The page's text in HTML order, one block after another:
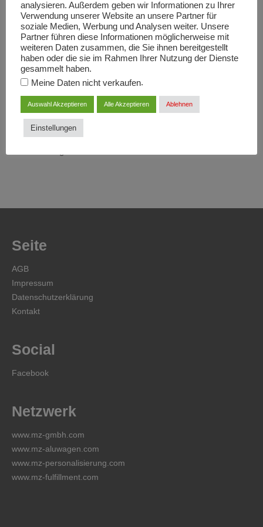
Unser Fachpersonal im Bereich Lohnmontage ist auf die
Organisation und Koordination von Lagerhaltung spezialisiert.
Die einzelnen Bearbeitungsschritte greifen fließend ineinander,
so können wir allen Kunden reibungslose Abläufe garantieren.
Damit Sie sich um Ihr Kerngeschäft kümmern können,
Ihrer Montageteile inklusive aller organisatorischen
Dienstleistungen. Zudem garantieren wir höchste Transparenz:
Die einzelnen Arbeitsschritte lassen sich jeder Zeit
Seite
AGB
Impressum
Datenschutzerklärung
Kontakt
Social
Facebook
Netzwerk
www.mz-gmbh.com
www.mz-aluwagen.com
www.mz-personalisierung.com
www.mz-fulfillment.com
analysieren. Außerdem geben wir Informationen zu Ihrer
Verwendung unserer Website an unsere Partner für
soziale Medien, Werbung und Analysen weiter. Unsere
Partner führen diese Informationen möglicherweise mit
weiteren Daten zusammen, die Sie ihnen bereitgestellt
haben oder die sie im Rahmen Ihrer Nutzung der Dienste
gesammelt haben.
Meine Daten nicht verkaufen.
Auswahl Akzeptieren Alle Akzeptieren Ablehnen
Einstellungen